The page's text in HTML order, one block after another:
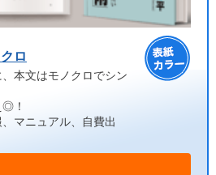
ロ
本文はモノクロでシン
◎！
マニュアル、自費出